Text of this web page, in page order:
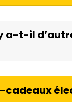
a-t-il
cadeaux